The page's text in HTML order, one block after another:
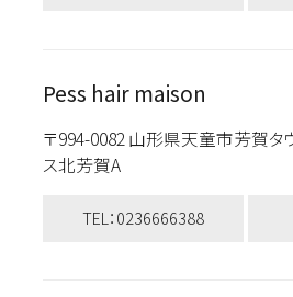
Pess hair maison
〒994-0082 山形県天童市芳賀タ
ス北芳賀A
TEL：0236666388